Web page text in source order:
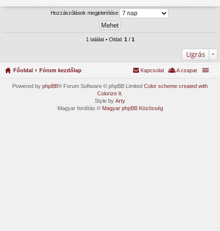
Hozzászólások megjelenítése
1 találat • Oldal: 1 / 1
Ugrás
Főoldal Fórum kezdőlap A csapat
Kapcsolat
Powered by phpBB® Forum Software © phpBB Limited Color scheme created with
Colorize It
Style by Arty
Magyar fordítás © Magyar phpBB Közösség